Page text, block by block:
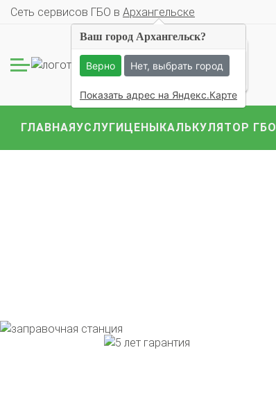
Cеть сервисов ГБО в Архангельске
ГЛАВНАЯУСЛУГИЦЕНЫКАЛЬКУЛЯТОР ГБО
Ваш город Архангельск?
Верно Нет, выбрать город
Показать адрес на Яндекс.Карте